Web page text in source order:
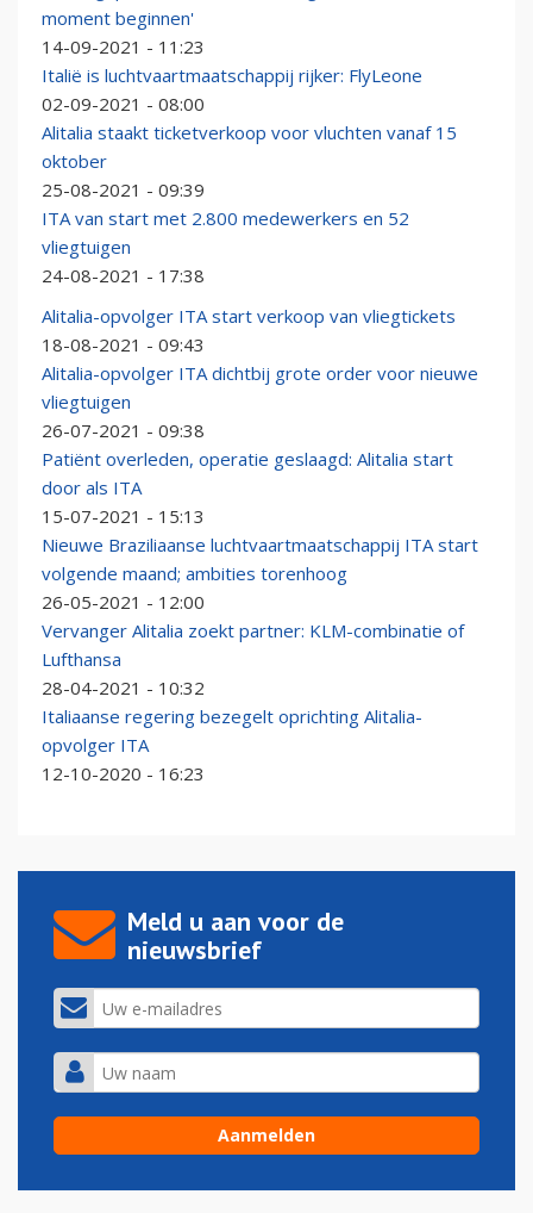
moment beginnen'
14-09-2021 - 11:23
Italië is luchtvaartmaatschappij rijker: FlyLeone
02-09-2021 - 08:00
Alitalia staakt ticketverkoop voor vluchten vanaf 15
oktober
25-08-2021 - 09:39
ITA van start met 2.800 medewerkers en 52
vliegtuigen
24-08-2021 - 17:38
Alitalia-opvolger ITA start verkoop van vliegtickets
18-08-2021 - 09:43
Alitalia-opvolger ITA dichtbij grote order voor nieuwe
vliegtuigen
26-07-2021 - 09:38
Patiënt overleden, operatie geslaagd: Alitalia start
door als ITA
15-07-2021 - 15:13
Nieuwe Braziliaanse luchtvaartmaatschappij ITA start
volgende maand; ambities torenhoog
26-05-2021 - 12:00
Vervanger Alitalia zoekt partner: KLM-combinatie of
Lufthansa
28-04-2021 - 10:32
Italiaanse regering bezegelt oprichting Alitalia-
opvolger ITA
12-10-2020 - 16:23
Meld u aan voor de
nieuwsbrief